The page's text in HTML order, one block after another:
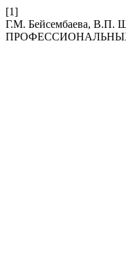
[1]
Г.М. Бейсембаева,